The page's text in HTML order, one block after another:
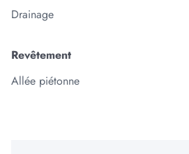
Drainage
Revêtement
Allée piétonne
Votre besoin total est de
*Information non contractuelle. Les